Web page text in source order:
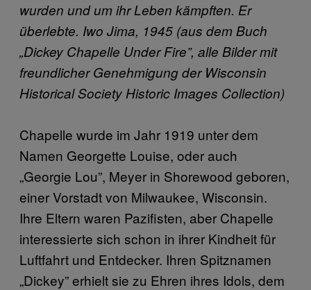
wurden und um ihr Leben kämpften. Er
überlebte. Iwo Jima, 1945 (aus dem Buch
„Dickey Chapelle Under Fire”, alle Bilder mit
freundlicher Genehmigung der Wisconsin
Historical Society Historic Images Collection)
Chapelle wurde im Jahr 1919 unter dem
Namen Georgette Louise, oder auch
„Georgie Lou”, Meyer in Shorewood geboren,
einer Vorstadt von Milwaukee, Wisconsin.
Ihre Eltern waren Pazifisten, aber Chapelle
interessierte sich schon in ihrer Kindheit für
Luftfahrt und Entdecker. Ihren Spitznamen
„Dickey” erhielt sie zu Ehren ihres Idols, dem